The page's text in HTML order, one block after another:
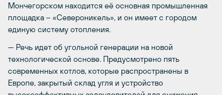
Мончегорском находится её основная промышленная
площадка – «Североникель», и он имеет с городом
единую систему отопления.
— Речь идет об угольной генерации на новой
технологической основе. Предусмотрено пять
современных котлов, которые распространены в
Европе, закрытый склад угля и устройство